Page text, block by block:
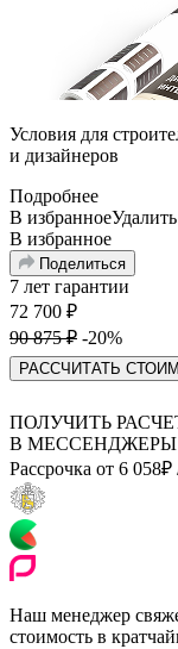
Условия для
и дизайнеров
Подробнее
В избранноеУдалить
В избранное
Поделиться
7 лет гарантии
72 700 ₽
90 875₽ -20%
РАССЧИТАТЬ
ПОЛУЧИТЬ
В МЕССЕНДЖЕРЫ
Рассрочка от 6 058₽
Наш менеджер
стоимость в